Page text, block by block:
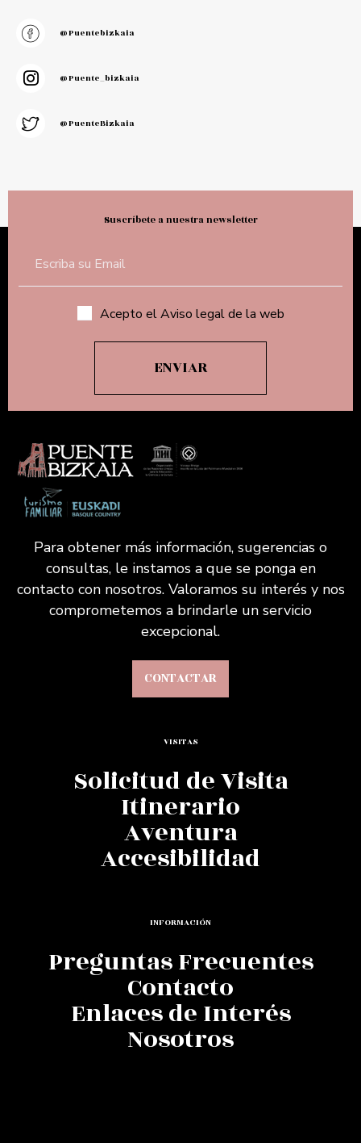
@puentebizkaia
@puente_bizkaia
@PuenteBizkaia
Suscríbete a nuestra newsletter
Acepto el Aviso legal de la web
Para obtener más información, sugerencias o
consultas, le instamos a que se ponga en
contacto con nosotros. Valoramos su interés y nos
comprometemos a brindarle un servicio
excepcional.
CONTACTAR
VISITAS
Solicitud de Visita
Itinerario
Aventura
Accesibilidad
INFORMACIÓN
Preguntas Frecuentes
Contacto
Enlaces de Interés
Nosotros